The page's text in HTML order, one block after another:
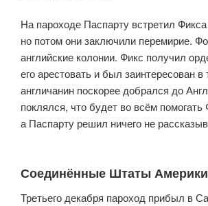
На пароходе Паспарту встретил Фикса
но потом они заключили перемирие.
английские колонии. Фикс получил
его арестовать и был заинтересован
англичанин поскорее добрался до
поклялся, что будет во всём помогать
а Паспарту решил ничего не
Соединённые Штаты Америки
Третьего декабря пароход прибыл в